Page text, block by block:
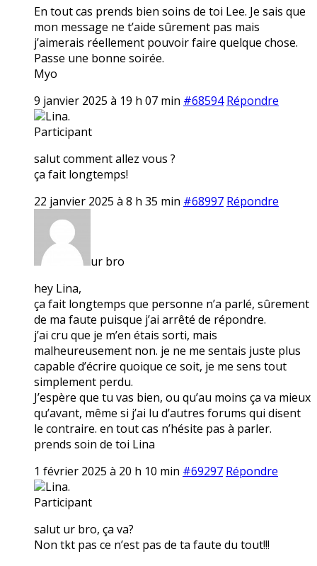
En tout cas prends bien soins de toi Lee. Je sais que
mon message ne t’aide sûrement pas mais
j’aimerais réellement pouvoir faire quelque chose.
Passe une bonne soirée.
Myo
9 janvier 2025 à 19 h 07 min #68594 Répondre
Lina.
Participant
salut comment allez vous ?
ça fait longtemps!
22 janvier 2025 à 8 h 35 min #68997 Répondre
ur bro
hey Lina,
ça fait longtemps que personne n’a parlé, sûrement
de ma faute puisque j’ai arrêté de répondre.
j’ai cru que je m’en étais sorti, mais
malheureusement non. je ne me sentais juste plus
capable d’écrire quoique ce soit, je me sens tout
simplement perdu.
J’espère que tu vas bien, ou qu’au moins ça va mieux
qu’avant, même si j’ai lu d’autres forums qui disent
le contraire. en tout cas n’hésite pas à parler.
prends soin de toi Lina
1 février 2025 à 20 h 10 min #69297 Répondre
Lina.
Participant
salut ur bro, ça va?
Non tkt pas ce n’est pas de ta faute du tout!!!